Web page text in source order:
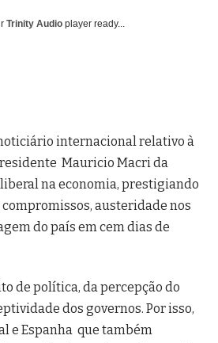
Trinity Audio player ready...
internacional relativo à
Mauricio Macri da
na economia, prestigiando
austeridade nos
do país em cem dias de
de política, da percepção do
dos governos. Por isso,
e Espanha que também